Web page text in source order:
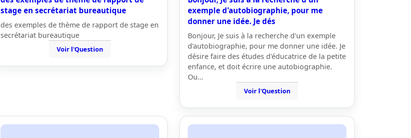
stage en secrétariat bureautique
des exemples de thème de rapport de stage en
secrétariat bureautique
Voir l'Question
exemple d'autobiographie, pour me
donner une idée. Je dés
Bonjour, Je suis à la recherche d'un exemple
d'autobiographie, pour me donner une idée. Je
désire faire des études d'éducatrice de la petite
enfance, et doit écrire une autobiographie.
Ou…
Voir l'Question